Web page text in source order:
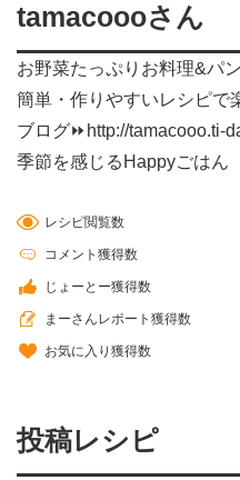
tamacoooさん
お野菜たっぷりお料理&パ
簡単・作りやすいレシピで
ブログ⏩http://tamacooo.ti-
季節を感じるHappyごはん
レシピ閲覧数
コメント獲得数
じょーとー獲得数
まーさんレポート獲得数
お気に入り獲得数
投稿レシピ